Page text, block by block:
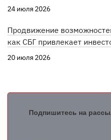
24 июля 2026
Продвижение
как СБГ привлекает
20 июля 2026
Подпишитесь на